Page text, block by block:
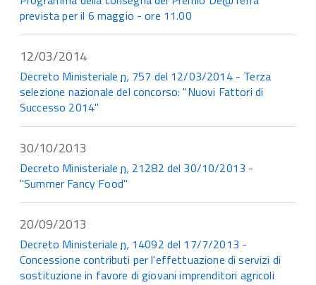
prevista per il 6 maggio - ore 11.00
12/03/2014
Decreto Ministerialen. 757 del 12/03/2014 - Terza
selezione nazionale del concorso: "Nuovi Fattori di
Successo 2014"
30/10/2013
Decreto Ministerialen. 21282 del 30/10/2013 -
"Summer Fancy Food"
20/09/2013
Decreto Ministerialen. 14092 del 17/7/2013 -
Concessione contributi per l'effettuazione di servizi di
sostituzione in favore di giovani imprenditori agricoli